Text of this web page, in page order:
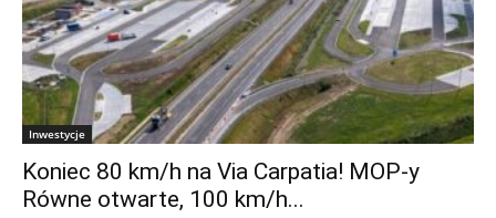
Inwestycje
Koniec 80 km/h na Via Carpatia! MOP-y
Równe otwarte, 100 km/h...